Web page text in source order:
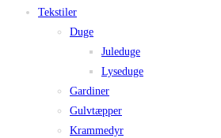
Tekstiler
Duge
Juleduge
Lyseduge
Gardiner
Gulvtæpper
Krammedyr